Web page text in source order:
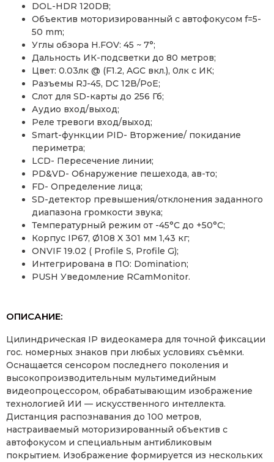
DOL-HDR 120DB;
Объектив моторизированный с автофокусом f=5-
50 mm;
Углы обзора H.FOV: 45 ~ 7°;
Дальность ИК-подсветки до 80 метров;
Цвет: 0.03лк @ (F1.2, AGC вкл.), 0лк с ИК;
Разъемы RJ-45, DC 12В/PoE;
Слот для SD-карты до 256 Гб;
Аудио вход/выход;
Реле тревоги вход/выход;
Smart-функции PID- Вторжение/ покидание
периметра;
LCD- Пересечение линии;
PD&VD- Обнаружение пешехода, ав-то;
FD- Определение лица;
SD-детектор превышения/отклонения заданного
диапазона громкости звука;
Температурный режим от -45°С до +50°С;
Корпус IP67, Ø108 X 301 мм 1,43 кг;
ONVIF 19.02 ( Profile S, Profile G);
Интегрирована в ПО: Domination;
PUSH Уведомление RCamMonitor.
ОПИСАНИЕ:
Цилиндрическая IP видеокамера для точной фиксации
гос. номерных знаков при любых условиях съёмки.
Оснащается сенсором последнего поколения и
высокопроизводительным мультимедийным
видеопроцессором, обрабатывающим изображение
технологией ИИ — искусственного интеллекта.
Дистанция распознавания до 100 метров,
настраиваемый моторизированный объектив с
автофокусом и специальным антибликовым
покрытием. Изображение формируется из нескольких